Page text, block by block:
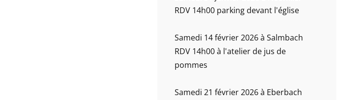
RDV 14h00 parking devant l'église
Samedi 14 février 2026 à Salmbach
RDV 14h00 à l'atelier de jus de
pommes
Samedi 21 février 2026 à Eberbach